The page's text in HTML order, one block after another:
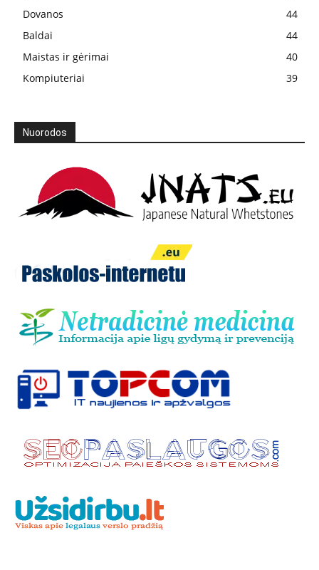
Dovanos
44
Baldai
44
Maistas ir gėrimai
40
Kompiuteriai
39
Nuorodos